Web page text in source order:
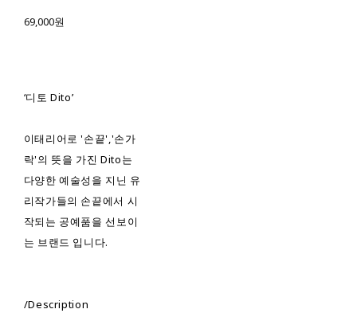
69,000원
‘디토 Dito’
이태리어로 '손끝','손가
락'의 뜻을 가진 Dito는
다양한 예술성을 지닌 유
리작가들의 손끝에서 시
작되는 공예품을 선보이
는 브랜드 입니다.
/Description